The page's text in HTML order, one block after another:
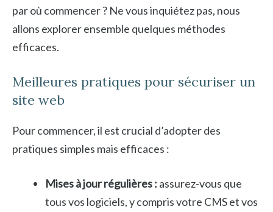
par où commencer ? Ne vous inquiétez pas, nous
allons explorer ensemble quelques méthodes
efficaces.
Meilleures pratiques pour sécuriser un
site web
Pour commencer, il est crucial d’adopter des
pratiques simples mais efficaces :
Mises à jour régulières : assurez-vous que
tous vos logiciels, y compris votre CMS et vos